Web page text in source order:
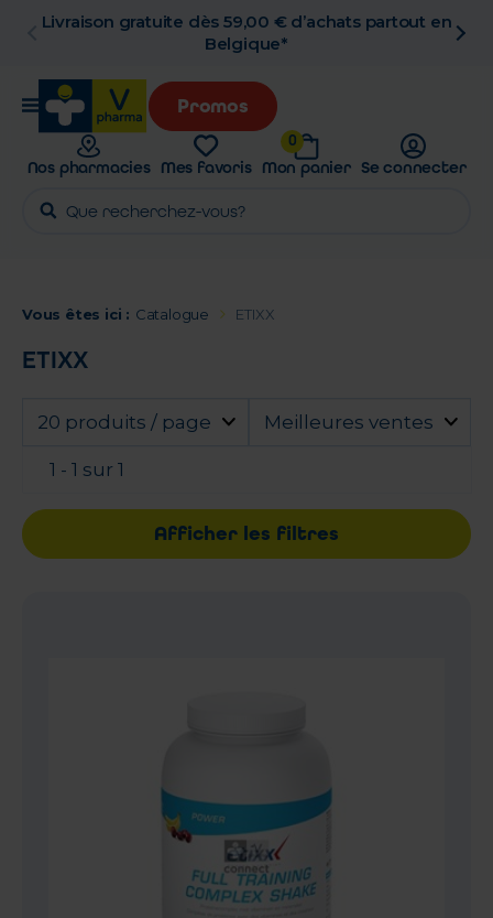
partout en
Retrait en pharmacie
Promos
Nos pharmacies Mes favoris
0
Mon panier Se connecter
Vous êtes ici : Catalogue ETIXX
ETIXX
20 produits / page Meilleures ventes
1 - 1 sur 1
Afficher les filtres